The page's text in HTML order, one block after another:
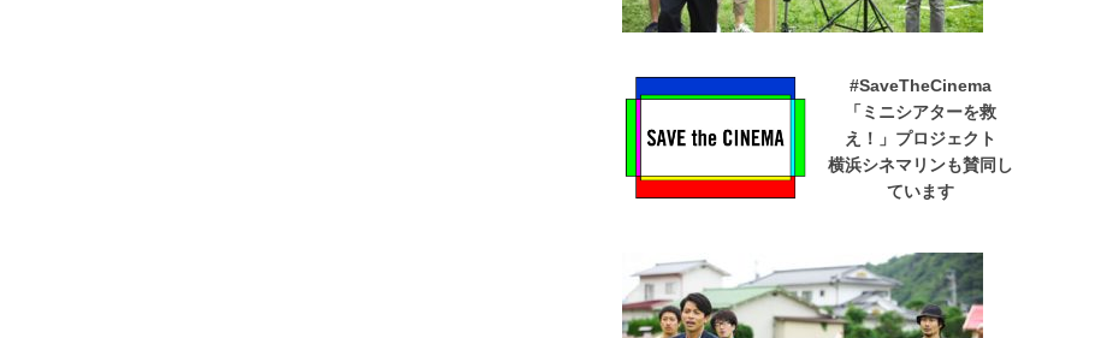
#SaveTheCinema
「ミニシアターを救
え！」プロジェクト
横浜シネマリンも賛同し
ています